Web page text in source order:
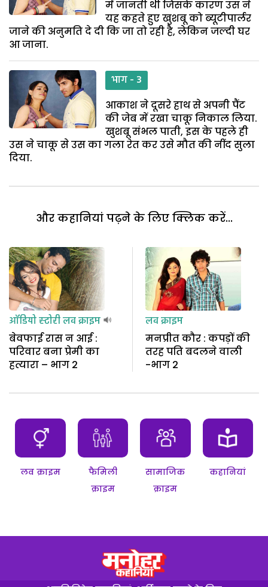
में जानती थी जिसके कारण उस ने
यह कहते हुए खुशबू को ब्यूटीपार्लर
जाने की अनुमति दे दी कि जा तो रही है, लेकिन जल्दी घर
आ जाना.
भाग - 3
आकाश ने दूसरे हाथ से अपनी पैंट
की जेब में रखा चाकू निकाल लिया.
खुशबू संभल पाती, इस के पहले ही
उस ने चाकू से उस का गला रेत कर उसे मौत की नींद सुला
दिया.
और कहानियां पढ़ने के लिए क्लिक करें...
ऑडियो स्टोरीलव क्राइम
बेवफाई रास न आई :
परिवार बना प्रेमी का
हत्यारा – भाग 2
लव क्राइम
मनप्रीत कौर : कपड़ों की
तरह पति बदलने वाली
-भाग 2
लव क्राइम
फैमिली
क्राइम
सामाजिक
क्राइम
कहानियां